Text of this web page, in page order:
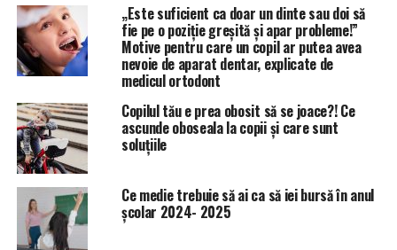
„Este suficient ca doar un dinte sau doi să
fie pe o poziție greșită și apar probleme!”
Motive pentru care un copil ar putea avea
nevoie de aparat dentar, explicate de
medicul ortodont
Copilul tău e prea obosit să se joace?! Ce
ascunde oboseala la copii și care sunt
soluțiile
Ce medie trebuie să ai ca să iei bursă în anul
școlar 2024- 2025